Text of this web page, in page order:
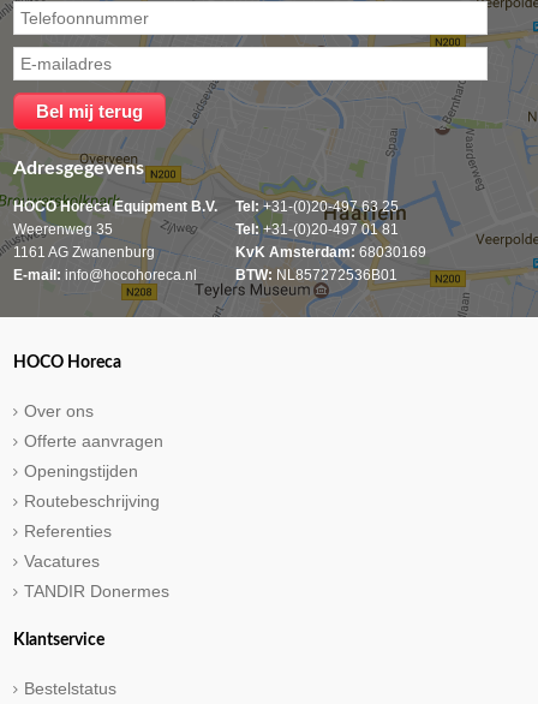
Adresgegevens
HOCO Horeca Equipment B.V.
Weerenweg 35
1161 AG Zwanenburg
E-mail: info@hocohoreca.nl
Tel:+31-(0)20-497 63 25
Tel:+31-(0)20-497 01 81
KvK Amsterdam: 68030169
BTW: NL857272536B01
HOCO Horeca
Over ons
Offerte aanvragen
Openingstijden
Routebeschrijving
Referenties
Vacatures
TANDIR Donermes
Klantservice
Bestelstatus